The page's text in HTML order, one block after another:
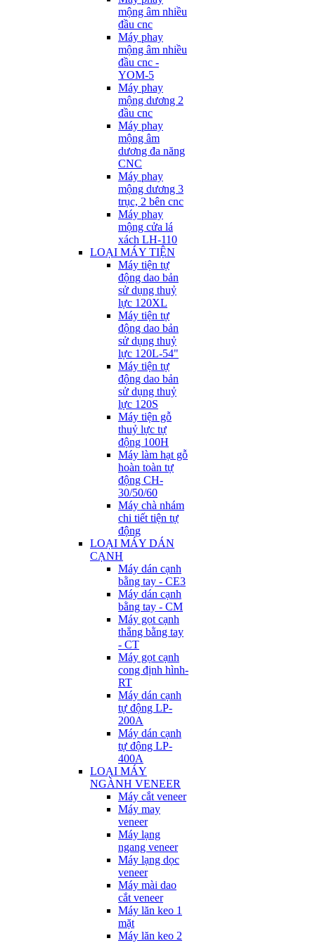
mộng âm nhiều
đầu cnc
Máy phay
mộng âm nhiều
đầu cnc -
YOM-5
Máy phay
mộng dương 2
đầu cnc
Máy phay
mộng âm
dương đa năng
CNC
Máy phay
mộng dương 3
trục, 2 bên cnc
Máy phay
mộng cửa lá
xách LH-110
LOẠI MÁY TIỆN
Máy tiện tự
động dao bản
sử dụng thuỷ
lực 120XL
Máy tiện tự
động dao bản
sử dụng thuỷ
lực 120L-54"
Máy tiện tự
động dao bản
sử dụng thuỷ
lực 120S
Máy tiện gỗ
thuỷ lực tự
động 100H
Máy làm hạt gỗ
hoàn toàn tự
động CH-
30/50/60
Máy chà nhám
chi tiết tiện tự
động
LOẠI MÁY DÁN
CẠNH
Máy dán cạnh
bằng tay - CE3
Máy dán cạnh
bằng tay - CM
Máy gọt cạnh
thẳng bằng tay
- CT
Máy gọt cạnh
cong định hình-
RT
Máy dán cạnh
tự động LP-
200A
Máy dán cạnh
tự động LP-
400A
LOẠI MÁY
NGÀNH VENEER
Máy cắt veneer
Máy may
veneer
Máy lạng
ngang veneer
Máy lạng dọc
veneer
Máy mài dao
cắt veneer
Máy lăn keo 1
mặt
Máy lăn keo 2